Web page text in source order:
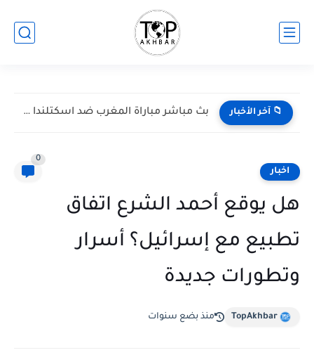
📁 آخر الأخبار بث مباشر مباراة المغرب ضد اسكتلندا في كأس العالم 2026...
اخبار
0
هل يوقع أحمد الشرع اتفاق
تطبيع مع إسرائيل؟ أسرار
وتطورات جديدة
TopAkhbar منذ بضع سنوات